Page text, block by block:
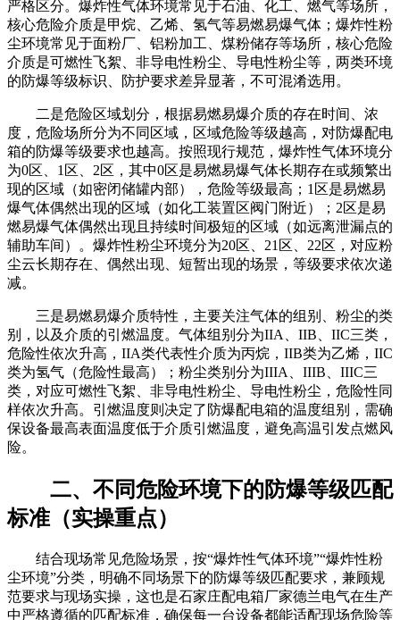
严格区分。爆炸性气体环境常见于石油、化工、燃气等场所，
核心危险介质是甲烷、乙烯、氢气等易燃易爆气体；爆炸性粉
尘环境常见于面粉厂、铝粉加工、煤粉储存等场所，核心危险
介质是可燃性飞絮、非导电性粉尘、导电性粉尘等，两类环境
的防爆等级标识、防护要求差异显著，不可混淆选用。
二是危险区域划分，根据易燃易爆介质的存在时间、浓
度，危险场所分为不同区域，区域危险等级越高，对防爆配电
箱的防爆等级要求也越高。按照现行规范，爆炸性气体环境分
为0区、1区、2区，其中0区是易燃易爆气体长期存在或频繁出
现的区域（如密闭储罐内部），危险等级最高；1区是易燃易
爆气体偶然出现的区域（如化工装置区阀门附近）；2区是易
燃易爆气体偶然出现且持续时间极短的区域（如远离泄漏点的
辅助车间）。爆炸性粉尘环境分为20区、21区、22区，对应粉
尘云长期存在、偶然出现、短暂出现的场景，等级要求依次递
减。
三是易燃易爆介质特性，主要关注气体的组别、粉尘的类
别，以及介质的引燃温度。气体组别分为IIA、IIB、IIC三类，
危险性依次升高，IIA类代表性介质为丙烷，IIB类为乙烯，IIC
类为氢气（危险性最高）；粉尘类别分为IIIA、IIIB、IIIC三
类，对应可燃性飞絮、非导电性粉尘、导电性粉尘，危险性同
样依次升高。引燃温度则决定了防爆配电箱的温度组别，需确
保设备最高表面温度低于介质引燃温度，避免高温引发点燃风
险。
二、不同危险环境下的防爆等级匹配
标准（实操重点）
结合现场常见危险场景，按“爆炸性气体环境”“爆炸性粉
尘环境”分类，明确不同场景下的防爆等级匹配要求，兼顾规
范要求与现场实操，这也是石家庄配电箱厂家德兰电气在生产
中严格遵循的匹配标准，确保每一台设备都能适配现场危险等